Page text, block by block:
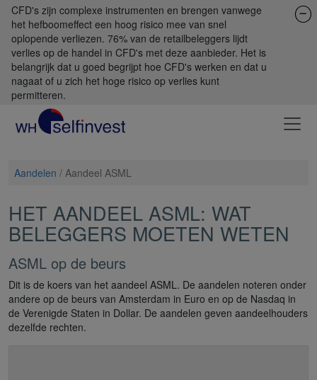
CFD's zijn complexe instrumenten en brengen vanwege
het hefboomeffect een hoog risico mee van snel
oplopende verliezen. 76% van de retailbeleggers lijdt
verlies op de handel in CFD's met deze aanbieder. Het is
belangrijk dat u goed begrijpt hoe CFD's werken en dat u
nagaat of u zich het hoge risico op verlies kunt
permitteren.
Aandelen / Aandeel ASML
HET AANDEEL ASML: WAT
BELEGGERS MOETEN WETEN
ASML op de beurs
Dit is de koers van het aandeel ASML. De aandelen noteren onder
andere op de beurs van Amsterdam in Euro en op de Nasdaq in
de Verenigde Staten in Dollar. De aandelen geven aandeelhouders
dezelfde rechten.